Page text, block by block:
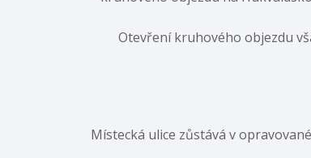
Otevření kruhového objezdu
Místecká ulice zůstává v